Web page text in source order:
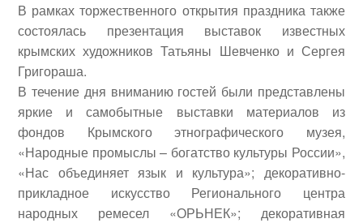
В рамках торжественного открытия праздника также
состоялась презентация выставок известных
крымских художниковТатьяны Шевченкои Сергея
Григораша.
В течение дня вниманию гостей были представлены
яркие и самобытные выставки материалов из
фондов Крымского этнографического музея,
«Народные промыслы – богатство культуры России»,
«Нас объединяет язык и культура»; декоративно-
прикладное искусство Регионального центра
народных ремесел «ОРЬНЕК»; декоративная